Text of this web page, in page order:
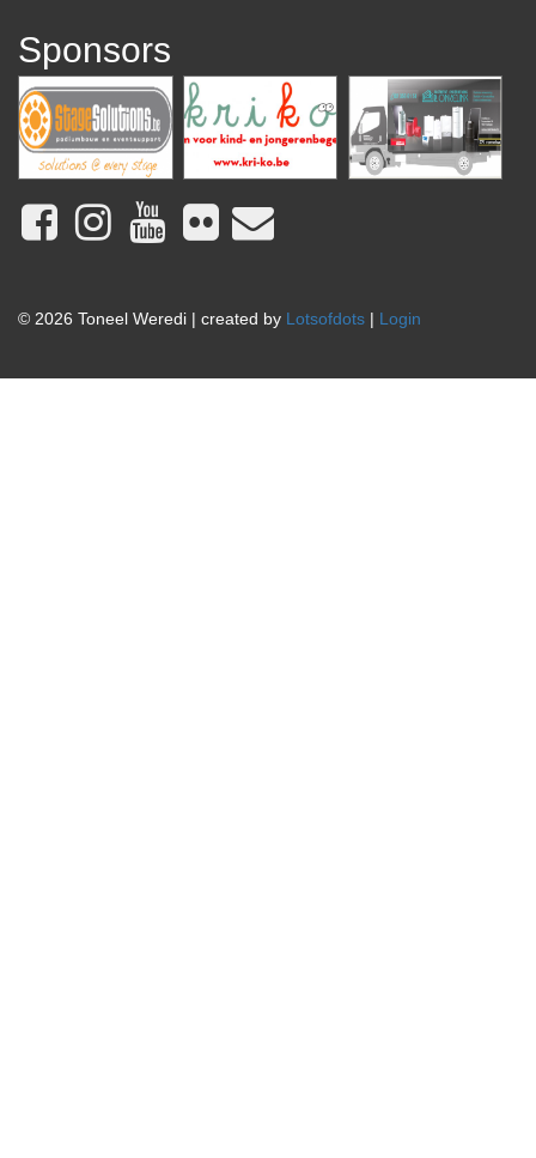
Sponsors
© 2026 Toneel Weredi | created by Lotsofdots | Login